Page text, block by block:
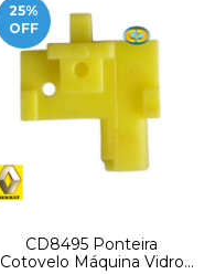
25%
OFF
CD8495 Ponteira
Cotovelo Máquina Vidro